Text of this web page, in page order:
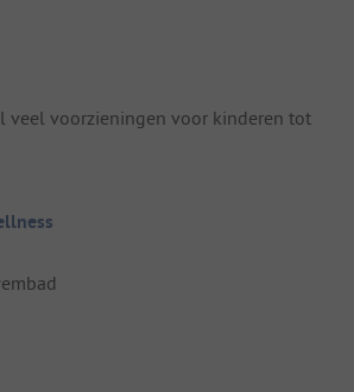
veel voorzieningen voor kinderen tot